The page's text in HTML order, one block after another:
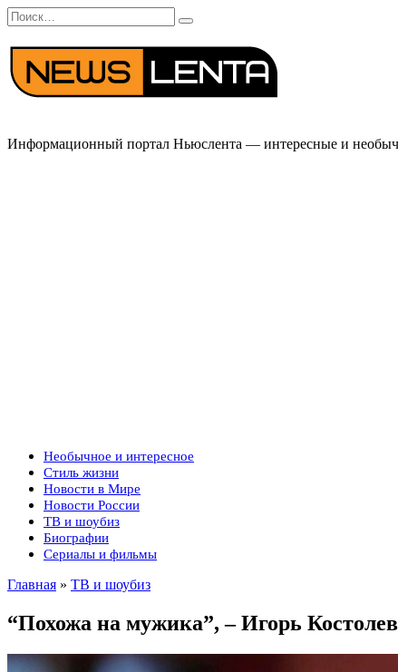
Перейти
к
содержанию
Search
for:
Информационный портал Ньюслента — интересные и
Необычное и интересное
Стиль жизни
Новости в Мире
Новости России
ТВ и шоубиз
Биографии
Сериалы и фильмы
Главная » ТВ и шоубиз
“Похожа на мужика”, – Игорь